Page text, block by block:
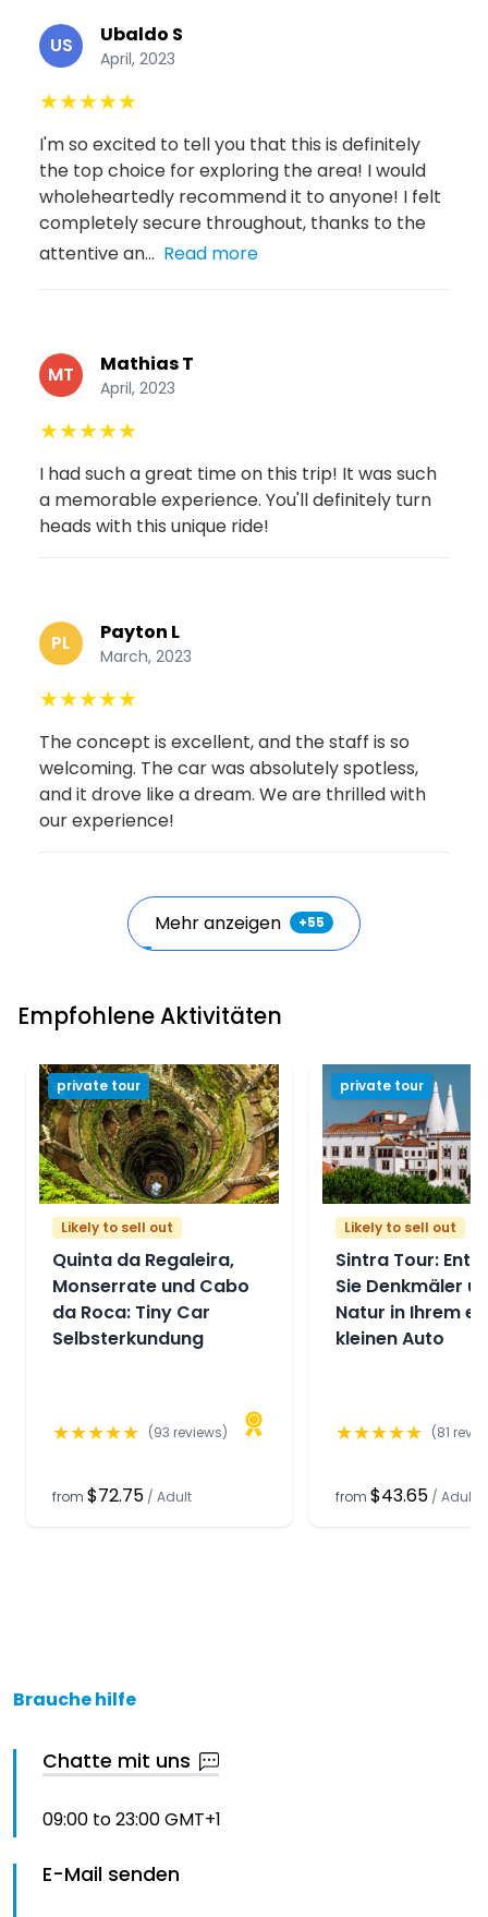
US Ubaldo S
April, 2023
★★★★★
I'm so excited to tell you that this is definitely
the top choice for exploring the area! I would
wholeheartedly recommend it to anyone! I felt
completely secure throughout, thanks to the
attentive an... Read more
MT Mathias T
April, 2023
★★★★★
I had such a great time on this trip! It was such
a memorable experience. You'll definitely turn
heads with this unique ride!
PL Payton L
March, 2023
★★★★★
The concept is excellent, and the staff is so
welcoming. The car was absolutely spotless,
and it drove like a dream. We are thrilled with
our experience!
Mehr anzeigen +55
Empfohlene Aktivitäten
private tour
Likely to sell out
Quinta da Regaleira,
Monserrate und Cabo
da Roca: Tiny Car
Selbsterkundung
★★★★★ (93 reviews)
from $72.75 / Adult
private tour
Likely to sell out
Sintra Tour:
Sie Denkmäler
Natur in Ihrem
kleinen Auto
★★★★★ (81
from $43.65 / Adult
Brauche hilfe
Chatte mit uns
09:00 to 23:00 GMT+1
E-Mail senden